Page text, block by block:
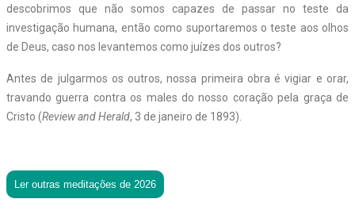
descobrimos que não somos capazes de passar no teste da
investigação humana, então como suportaremos o teste aos olhos
de Deus, caso nos levantemos como juízes dos outros?
Antes de julgarmos os outros, nossa primeira obra é vigiar e orar,
travando guerra contra os males do nosso coração pela graça de
Cristo (Review and Herald, 3 de janeiro de 1893).
Ler outras meditações de 2026